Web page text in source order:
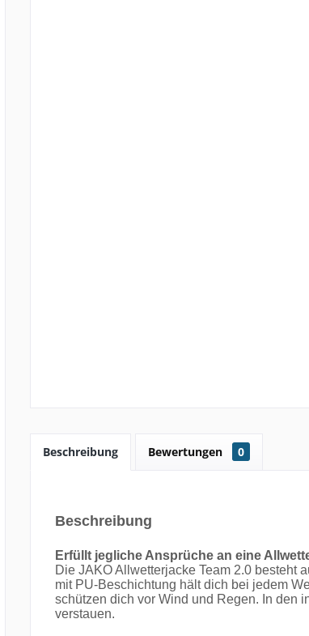
Beschreibung Bewertungen 0
Beschreibung
Erfüllt jegliche Ansprüche an eine
Die JAKO Allwetterjacke Team 2.0 besteht
mit PU-Beschichtung hält dich bei jedem
schützen dich vor Wind und Regen. In den
verstauen.